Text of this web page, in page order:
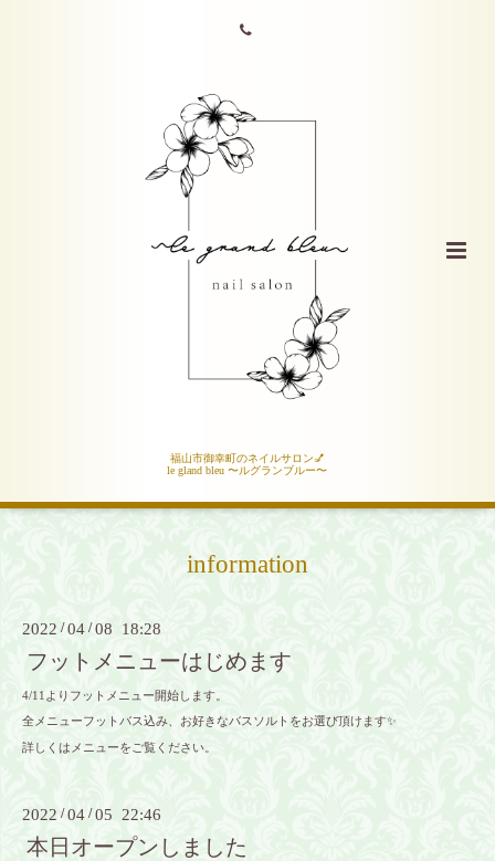
福山市御幸町のネイルサロン💅
le gland bleu 〜ルグランブルー〜
information
2022 /04 /08 18:28
フットメニューはじめます
4/11よりフットメニュー開始します。
全メニューフットバス込み、お好きなバスソルトをお選び頂けます✨
詳しくはメニューをご覧ください。
2022 /04 /05 22:46
本日オープンしました